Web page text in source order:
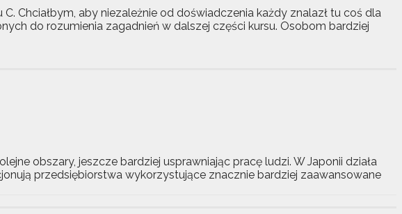
Chciałbym, aby niezależnie od doświadczenia każdy znalazł tu coś dla
do rozumienia zagadnień w dalszej części kursu. Osobom bardziej
obszary, jeszcze bardziej usprawniając pracę ludzi. W Japonii działa
przedsiębiorstwa wykorzystujące znacznie bardziej zaawansowane